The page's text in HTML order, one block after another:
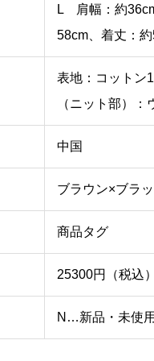
L 肩幅：約
58cm、着丈：
表地：コットン
（ニット部）
中国
ブラウン×ブラ
商品タグ
25300円（税込
N…新品・未使